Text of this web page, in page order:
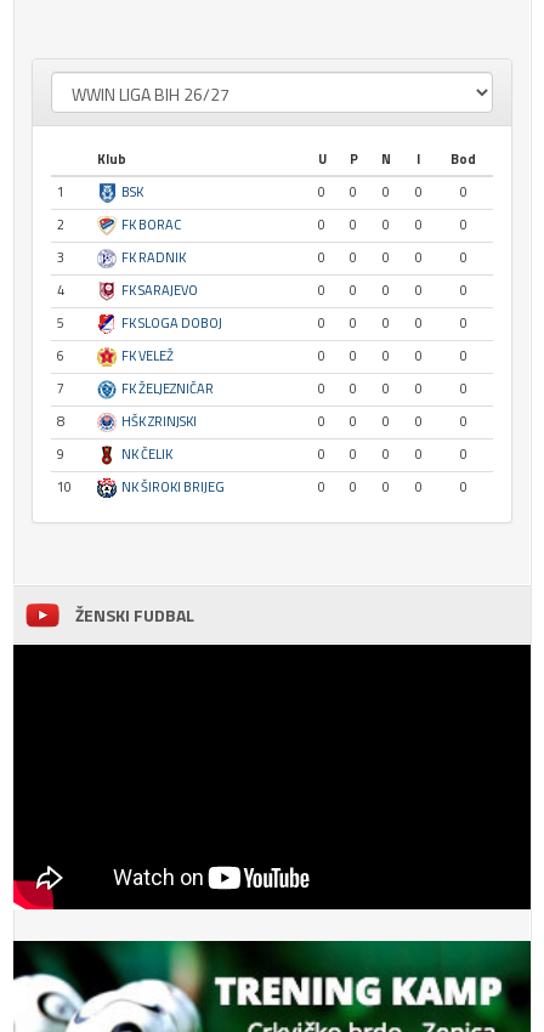
Klub U P N I
Bod
1
BSK 0 0 0 0
0
2
FK BORAC 0 0 0 0
0
3
FK RADNIK 0 0 0 0
0
4
FK SARAJEVO 0 0 0 0
0
5
FK SLOGA DOBOJ 0 0 0 0
0
6
FK VELEŽ 0 0 0 0
0
7
FK ŽELJEZNIČAR 0 0 0 0
0
8
HŠK ZRINJSKI 0 0 0 0
0
9
NK ČELIK 0 0 0 0
0
10
NK ŠIROKI BRIJEG 0 0 0 0 0
ŽENSKI FUDBAL